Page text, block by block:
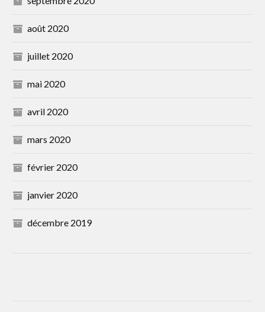
août 2020
juillet 2020
mai 2020
avril 2020
mars 2020
février 2020
janvier 2020
décembre 2019